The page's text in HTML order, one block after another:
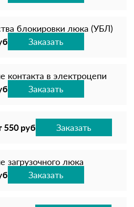
блокировки люка (УБЛ)
Заказать
контакта в электроцепи
Заказать
550 руб Заказать
загрузочного люка
Заказать